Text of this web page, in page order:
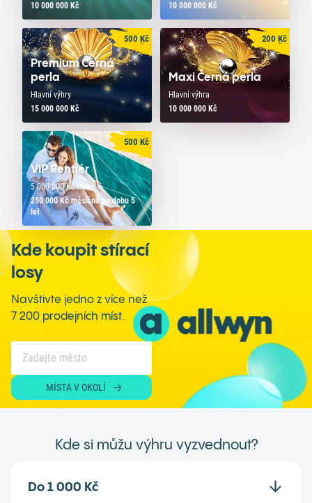
10 000 000 Kč
10 000 000 Kč
Premium Černá
perla
Hlavní výhry
15 000 000 Kč
500Kč
Maxi Černá perla
Hlavní výhra
10 000 000 Kč
200Kč
VIP Rentiér
5 000 000 Kč ihned a
250 000 Kč měsíčně po dobu 5
let
500Kč
Kde koupit stírací
losy
Navštivte jedno z více než
7 200 prodejních míst.
MÍSTA V OKOLÍ
Kde si můžu výhru vyzvednout?
Do 1 000 Kč